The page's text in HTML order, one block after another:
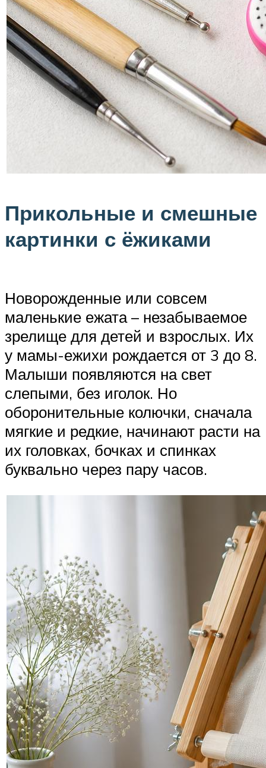
Прикольные и смешные
картинки с ёжиками
Новорожденные или совсем
маленькие ежата – незабываемое
зрелище для детей и взрослых. Их
у мамы-ежихи рождается от 3 до 8.
Малыши появляются на свет
слепыми, без иголок. Но
оборонительные колючки, сначала
мягкие и редкие, начинают расти на
их головках, бочках и спинках
буквально через пару часов.